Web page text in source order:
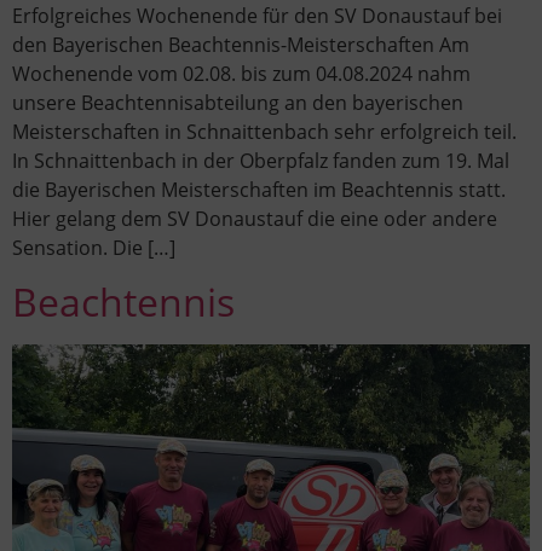
Erfolgreiches Wochenende für den SV Donaustauf bei
den Bayerischen Beachtennis-Meisterschaften Am
Wochenende vom 02.08. bis zum 04.08.2024 nahm
unsere Beachtennisabteilung an den bayerischen
Meisterschaften in Schnaittenbach sehr erfolgreich teil.
In Schnaittenbach in der Oberpfalz fanden zum 19. Mal
die Bayerischen Meisterschaften im Beachtennis statt.
Hier gelang dem SV Donaustauf die eine oder andere
Sensation. Die […]
Beachtennis